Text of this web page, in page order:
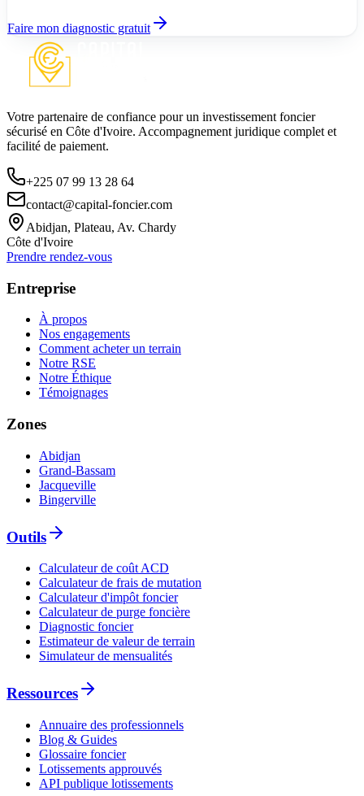
Faire mon diagnostic gratuit
Votre partenaire de confiance pour un investissement foncier
sécurisé en Côte d'Ivoire. Accompagnement juridique complet et
facilité de paiement.
+225 07 99 13 28 64
contact@capital-foncier.com
Abidjan, Plateau, Av. Chardy
Côte d'Ivoire
Prendre rendez-vous
Entreprise
À propos
Nos engagements
Comment acheter un terrain
Notre RSE
Notre Éthique
Témoignages
Zones
Abidjan
Grand-Bassam
Jacqueville
Bingerville
Outils
Calculateur de coût ACD
Calculateur de frais de mutation
Calculateur d'impôt foncier
Calculateur de purge foncière
Diagnostic foncier
Estimateur de valeur de terrain
Simulateur de mensualités
Ressources
Annuaire des professionnels
Blog & Guides
Glossaire foncier
Lotissements approuvés
API publique lotissements